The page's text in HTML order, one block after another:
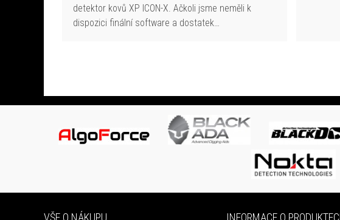
detektor kovů XP ICON-X. Ačkoli jsme neměli k
dispozici finální software a dostatek…